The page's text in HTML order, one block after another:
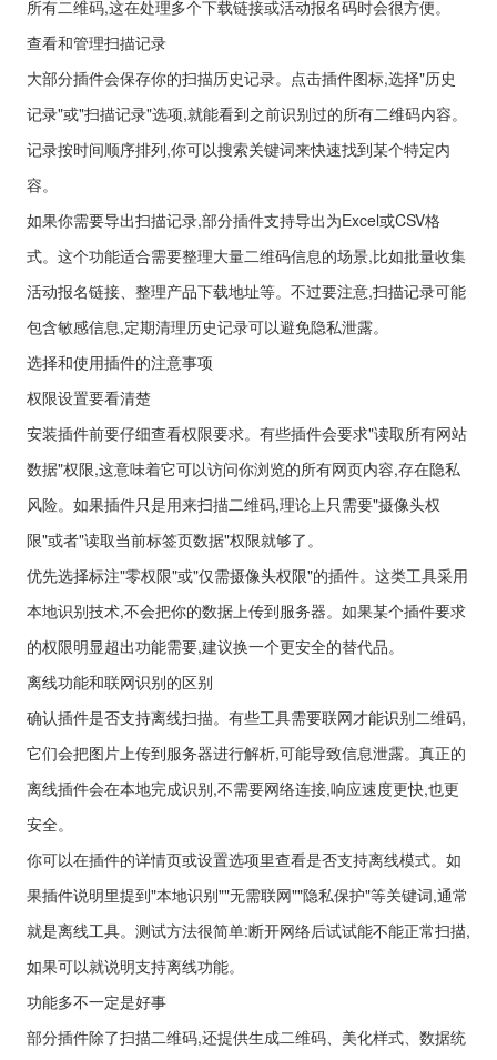
所有二维码,这在处理多个下载链接或活动报名码时会很方便。
查看和管理扫描记录
大部分插件会保存你的扫描历史记录。点击插件图标,选择"历史
记录"或"扫描记录"选项,就能看到之前识别过的所有二维码内容。
记录按时间顺序排列,你可以搜索关键词来快速找到某个特定内
容。
如果你需要导出扫描记录,部分插件支持导出为Excel或CSV格
式。这个功能适合需要整理大量二维码信息的场景,比如批量收集
活动报名链接、整理产品下载地址等。不过要注意,扫描记录可能
包含敏感信息,定期清理历史记录可以避免隐私泄露。
选择和使用插件的注意事项
权限设置要看清楚
安装插件前要仔细查看权限要求。有些插件会要求"读取所有网站
数据"权限,这意味着它可以访问你浏览的所有网页内容,存在隐私
风险。如果插件只是用来扫描二维码,理论上只需要"摄像头权
限"或者"读取当前标签页数据"权限就够了。
优先选择标注"零权限"或"仅需摄像头权限"的插件。这类工具采用
本地识别技术,不会把你的数据上传到服务器。如果某个插件要求
的权限明显超出功能需要,建议换一个更安全的替代品。
离线功能和联网识别的区别
确认插件是否支持离线扫描。有些工具需要联网才能识别二维码,
它们会把图片上传到服务器进行解析,可能导致信息泄露。真正的
离线插件会在本地完成识别,不需要网络连接,响应速度更快,也更
安全。
你可以在插件的详情页或设置选项里查看是否支持离线模式。如
果插件说明里提到"本地识别""无需联网""隐私保护"等关键词,通常
就是离线工具。测试方法很简单:断开网络后试试能不能正常扫描,
如果可以就说明支持离线功能。
功能多不一定是好事
部分插件除了扫描二维码,还提供生成二维码、美化样式、数据统